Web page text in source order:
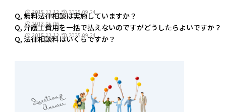
Q, 無料法律相談は実施していますか？
2015.12.12 2025.09.24
Q, 弁護士費用を一括で払えないのですがどうしたらよいですか？
2013.05.06
Q, 法律相談料はいくらですか？
2015.12.12 2025.09.24